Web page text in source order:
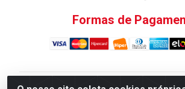
Formas de